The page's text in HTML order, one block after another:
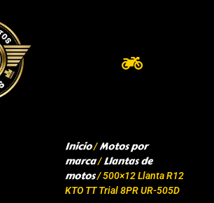
Inicio/Motos por
marca/Llantas de
motos/ 500×12 Llanta R12
KTO TT Trial 8PR UR-505D